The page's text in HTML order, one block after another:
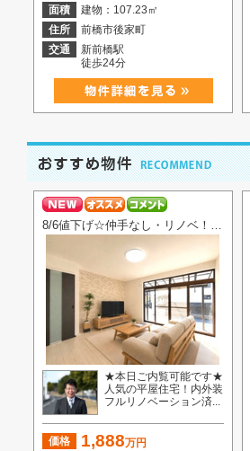
面積
建物：107.23㎡
住所
前橋市後家町
交通
新前橋駅
徒歩24分
8/6値下げ☆仲手なし・リノベ！高崎市八幡町平屋
★本日ご内覧可能です★
人気の平屋住宅！内外装
フルリノベーション済...
価格 1,888万円